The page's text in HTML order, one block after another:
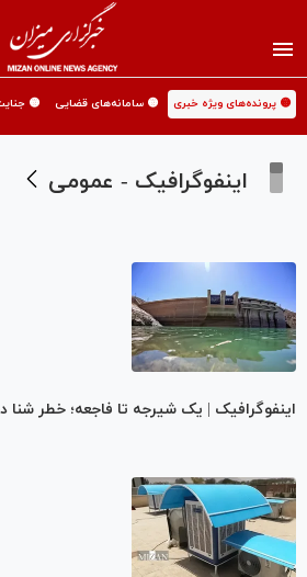
🟡 پرونده‌های ویژه خبری 🟡 سامانه‌های قضایی 🟡
اینفوگرافیک - عمومی
اینفوگرافیک | یک شیرجه تا فاجعه؛ خطر شنا